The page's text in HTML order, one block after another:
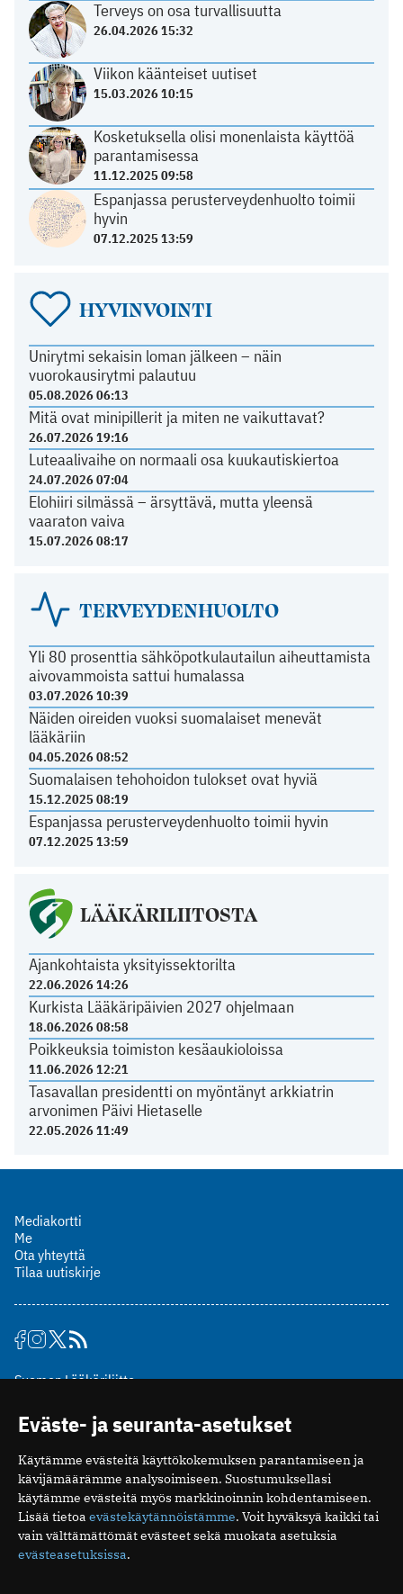
Terveys on osa turvallisuutta
26.04.2026 15:32
Viikon käänteiset uutiset
15.03.2026 10:15
Kosketuksella olisi monenlaista käyttöä
parantamisessa
11.12.2025 09:58
Espanjassa perusterveydenhuolto toimii
hyvin
07.12.2025 13:59
HYVINVOINTI
Unirytmi sekaisin loman jälkeen – näin
vuorokausirytmi palautuu
05.08.2026 06:13
Mitä ovat minipillerit ja miten ne vaikuttavat?
26.07.2026 19:16
Luteaalivaihe on normaali osa kuukautiskiertoa
24.07.2026 07:04
Elohiiri silmässä – ärsyttävä, mutta yleensä
vaaraton vaiva
15.07.2026 08:17
TERVEYDENHUOLTO
Yli 80 prosenttia sähköpotkulautailun aiheuttamista
aivovammoista sattui humalassa
03.07.2026 10:39
Näiden oireiden vuoksi suomalaiset menevät
lääkäriin
04.05.2026 08:52
Suomalaisen tehohoidon tulokset ovat hyviä
15.12.2025 08:19
Espanjassa perusterveydenhuolto toimii hyvin
07.12.2025 13:59
LÄÄKÄRILIITOSTA
Ajankohtaista yksityissektorilta
22.06.2026 14:26
Kurkista Lääkäripäivien 2027 ohjelmaan
18.06.2026 08:58
Poikkeuksia toimiston kesäaukioloissa
11.06.2026 12:21
Tasavallan presidentti on myöntänyt arkkiatrin
arvonimen Päivi Hietaselle
22.05.2026 11:49
Mediakortti
Me
Ota yhteyttä
Tilaa uutiskirje
Suomen Lääkäriliitto
00510 Helsinki
puh. (09) 393 091
toimitus@potilaanlaakarilehti.fi
ISSN 2323-9476
Eväste- ja seuranta-asetukset
Käytämme evästeitä käyttökokemuksen parantamiseen ja
kävijämäärämme analysoimiseen. Suostumuksellasi
käytämme evästeitä myös markkinoinnin kohdentamiseen.
Lisää tietoa evästekäytännöistämme. Voit hyväksyä kaikki tai
vain välttämättömät evästeet sekä muokata asetuksia
evästeasetuksissa.